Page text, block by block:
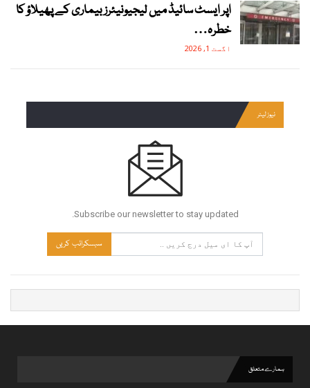
اپر ایسٹ سائیڈ میں لیجیونیئرز بیماری کے پھیلاؤ کا
خطرہ…
اگست 1, 2026
نیوز لیٹر
Subscribe our newsletter to stay updated.
سبسکرائب کریں
ہمارے متعلق